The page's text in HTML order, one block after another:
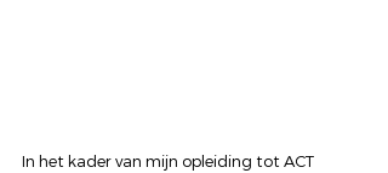
In het kader van mijn opleiding tot ACT